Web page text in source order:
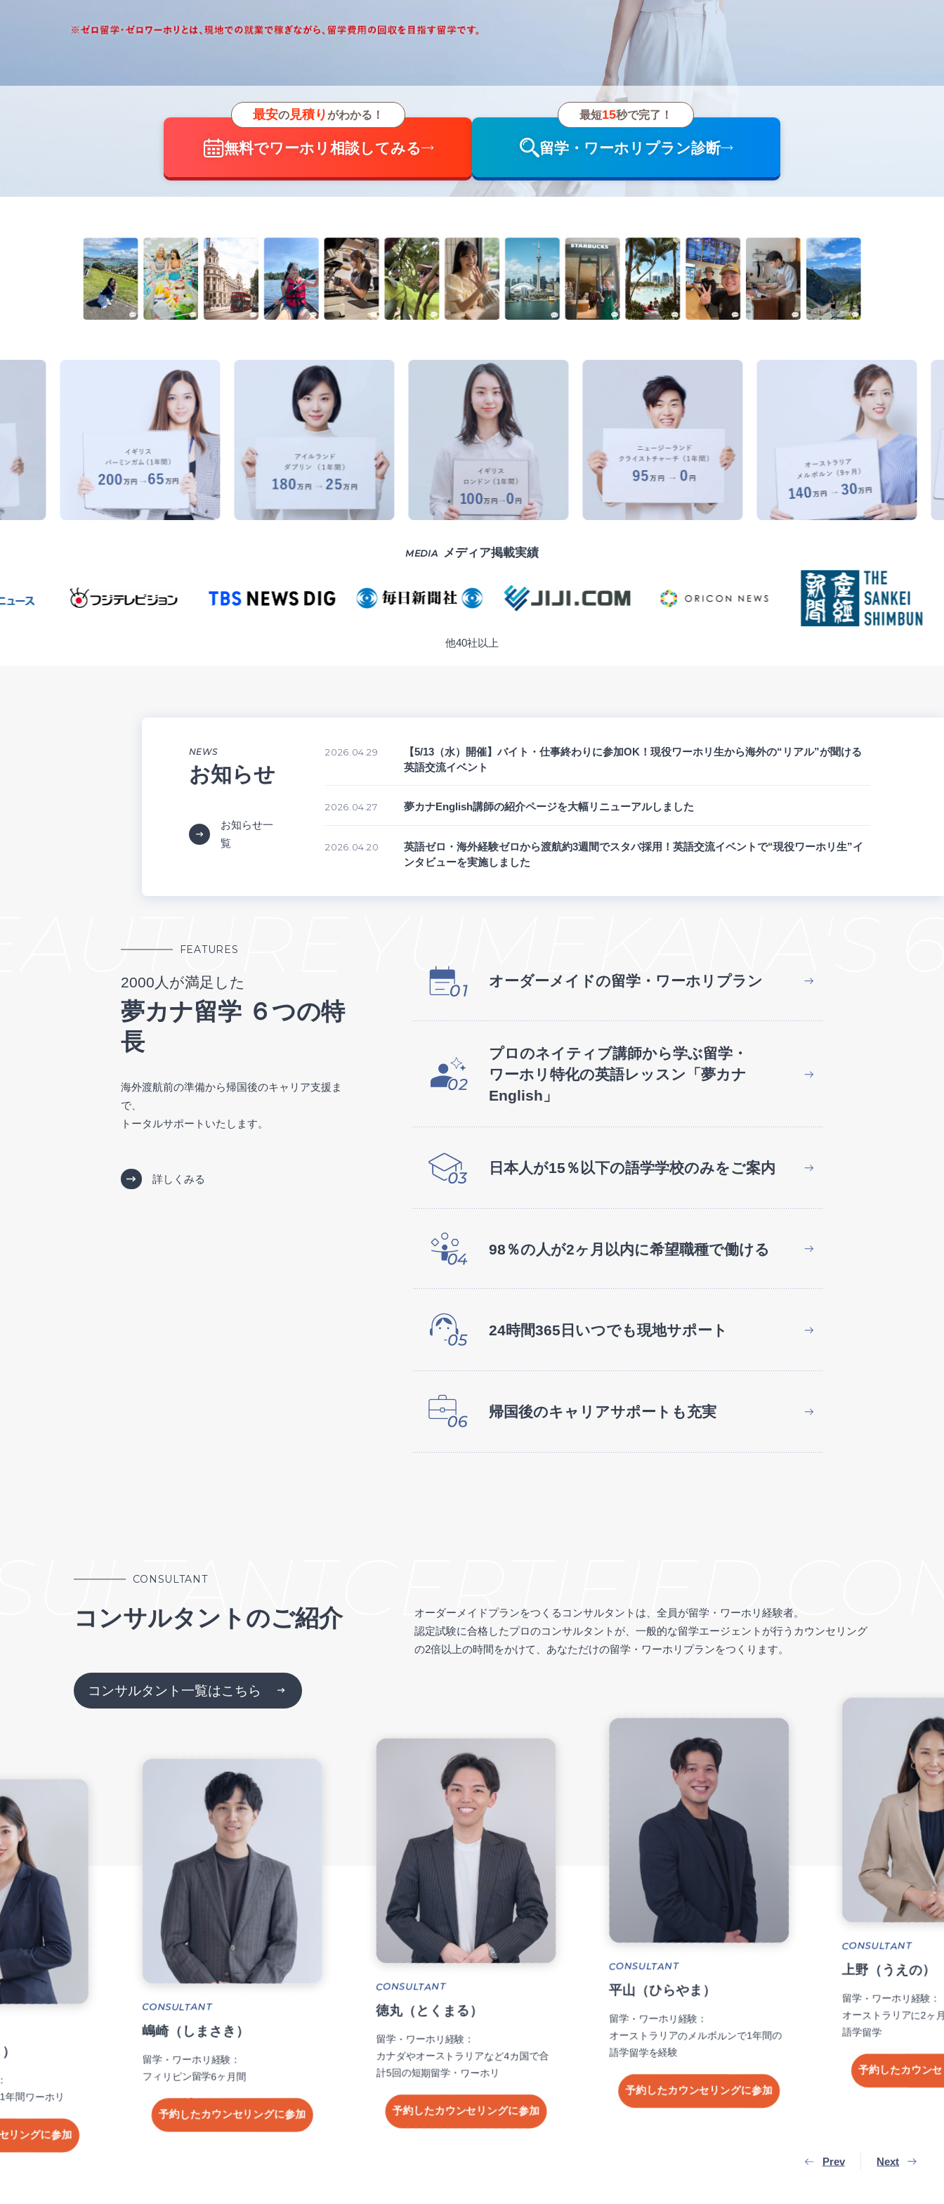
最安の見積り がわかる！
無料でワーホリ相談してみる
最短15秒で完了！
留学・ワーホリプラン診断
MEDIA メディア掲載実績
他40社以上
NEWS
お知らせ
お知らせ一
覧
2026.04.29
【5/13（水）開催】バイト・仕事終わりに参加OK！現役ワーホリ生から海外の“リアル”が聞ける
英語交流イベント
2026.04.27 夢カナEnglish講師の紹介ページを大幅リニューアルしました
2026.04.20
英語ゼロ・海外経験ゼロから渡航約3週間でスタバ採用！英語交流イベントで“現役ワーホリ生”イ
ンタビューを実施しました
YUMEKANA'S 6
FEATURES
2000人が満足した
夢カナ留学 ６つの特
長
海外渡航前の準備から帰国後のキャリア支援ま
で、
トータルサポートいたします。
詳しくみる
オーダーメイドの留学・ワーホリプラン
プロのネイティブ講師から学ぶ留学・
ワーホリ特化の英語レッスン「夢カナ
English」
日本人が15％以下の語学学校のみをご案内
98％の人が2ヶ月以内に希望職種で働ける
24時間365日 いつでも現地サポート
帰国後のキャリアサポートも充実
CERTIFIED
CONSULTANT
コンサルタントのご紹介
コンサルタント一覧はこちら
オーダーメイドプランをつくるコンサルタントは、全員が留学・ワーホリ経験者。
認定試験に合格したプロのコンサルタントが、一般的な留学エージェントが行うカウンセリング
の2倍以上の時間をかけて、あなただけの留学・ワーホリプランをつくります。
しまさき）
ーホリ経験：
ン留学6ヶ月間
したカウンセリングに参加
CONSULTANT
徳丸（とくまる）
留学・ワーホリ経験：
カナダやオーストラリアなど4カ国で合
予約したカウンセリングに参加
CONSULTANT
平山（ひらやま）
留学・ワーホリ経験：
オーストラリアのメルボルンで1年間の
語学留学を経験
予約したカウンセリングに参加
CONSULTANT
上野（うえの）
留学・ワーホリ経験：
オーストラリアに2ヶ月、カナダに1年の
語学留学
予約したカウンセリングに参加
齋藤
留学・
オース
予約
Prev Next